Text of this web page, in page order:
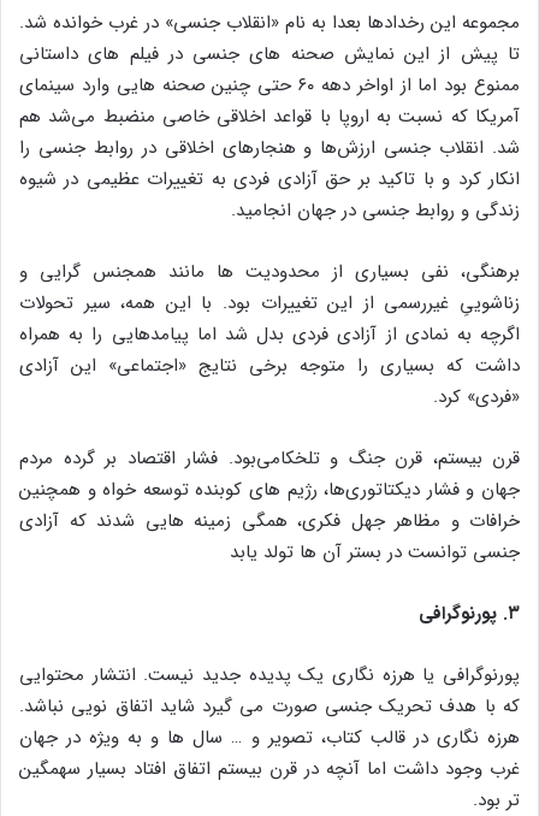
مجموعه این رخدادها بعدا به نام «انقلاب جنسی» در غرب خوانده شد.
تا پیش از این نمایش صحنه‌ های جنسی در فیلم‌ های داستانی
ممنوع بود اما از اواخر دهه ۶۰ حتی چنین صحنه‌ هایی وارد سینمای
آمریکا که نسبت به اروپا با قواعد اخلاقی خاصی منضبط می‌شد هم
شد. انقلاب جنسی ارزش‌ها و هنجارهای اخلاقی در روابط جنسی را
انکار کرد و با تاکید بر حق آزادی فردی به تغییرات عظیمی در شیوه
زندگی و روابط جنسی در جهان انجامید.
برهنگی، نفی بسیاری از محدودیت ‎‌ها مانند همجنس‌ گرایی و
زناشوییِ غیررسمی از این تغییرات بود. با این همه، سیر تحولات
اگرچه به نمادی از آزادی فردی بدل شد اما پیامدهایی را به همراه
داشت که بسیاری را متوجه برخی نتایج «اجتماعی» این آزادی
«فردی» کرد.
قرن بیستم، قرن جنگ و تلخکامی‌بود. فشار اقتصاد بر گرده مردم
جهان و فشار دیکتاتوری‌ها، رژیم‌ های کوبنده توسعه‌ خواه و همچنین
خرافات و مظاهر جهل فکری، همگی زمینه‌ هایی شدند که آزادی
جنسی توانست در بستر آن‌ ها تولد یابد
۳. پورنوگرافی
پورنوگرافی یا هرزه‌ نگاری یک پدیده جدید نیست. انتشار محتوایی
که با هدف تحریک جنسی صورت می‌ گیرد شاید اتفاق نویی نباشد.
هرزه نگاری در قالب کتاب، تصویر و … سال‌ ها و به‌ ویژه در جهان
غرب وجود داشت اما آنچه در قرن بیستم اتفاق افتاد بسیار سهمگین‌
تر بود.